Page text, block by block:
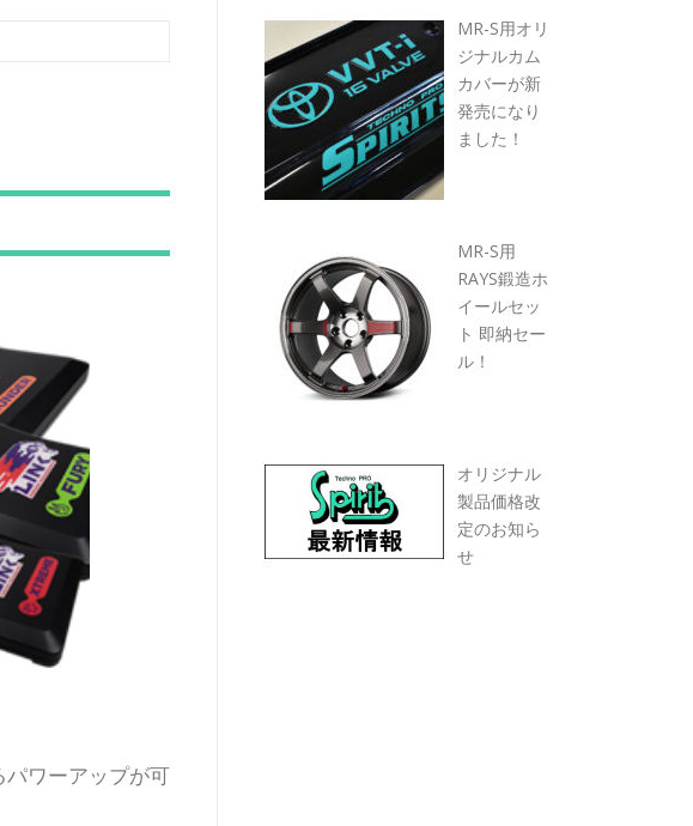
ワーアップが可
MR-S用オリ
ジナルカム
カバーが新
発売になり
ました！
MR-S用
RAYS鍛造ホ
イールセッ
ト 即納セー
ル！
オリジナル
製品価格改
定のお知ら
せ